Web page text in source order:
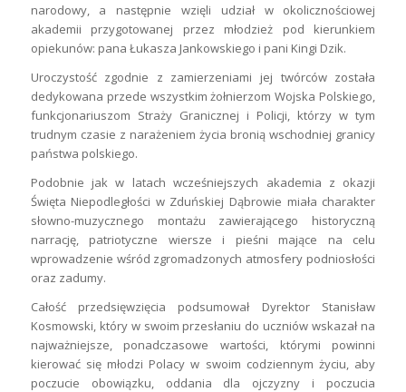
narodowy, a następnie wzięli udział w okolicznościowej
akademii przygotowanej przez młodzież pod kierunkiem
opiekunów: pana Łukasza Jankowskiego i pani Kingi Dzik.
Uroczystość zgodnie z zamierzeniami jej twórców została
dedykowana przede wszystkim żołnierzom Wojska Polskiego,
funkcjonariuszom Straży Granicznej i Policji, którzy w tym
trudnym czasie z narażeniem życia bronią wschodniej granicy
państwa polskiego.
Podobnie jak w latach wcześniejszych akademia z okazji
Święta Niepodległości w Zduńskiej Dąbrowie miała charakter
słowno-muzycznego montażu zawierającego historyczną
narrację, patriotyczne wiersze i pieśni mające na celu
wprowadzenie wśród zgromadzonych atmosfery podniosłości
oraz zadumy.
Całość przedsięwzięcia podsumował Dyrektor Stanisław
Kosmowski, który w swoim przesłaniu do uczniów wskazał na
najważniejsze, ponadczasowe wartości, którymi powinni
kierować się młodzi Polacy w swoim codziennym życiu, aby
poczucie obowiązku, oddania dla ojczyzny i poczucia